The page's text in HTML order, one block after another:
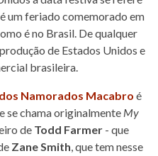
um feriado comemorado em
é no Brasil. De qualquer
de Estados Unidos e
brasileira.
Namorados Macabro é
se chama originalmente My
de Todd Farmer - que
Zane Smith, que tem nesse